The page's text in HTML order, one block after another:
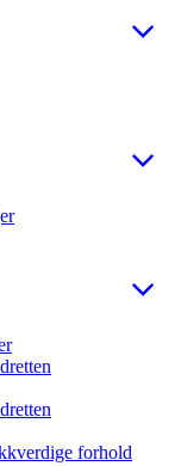
forhold